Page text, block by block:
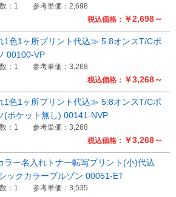
税込価格： ￥2,698～
：1 参考単価：2,698
税込価格： ￥3,268～
1色1ヶ所プリント代込≫ 5.8オンスT/Cポ
00100-VP
：1 参考単価：3,268
税込価格： ￥3,268～
1色1ヶ所プリント代込≫ 5.8オンスT/Cポ
(ポケット無し) 00141-NVP
：1 参考単価：3,268
ー名入れトナー転写プリント(小)代込
ックカラーブルゾン 00051-ET
：1 参考単価：3,535